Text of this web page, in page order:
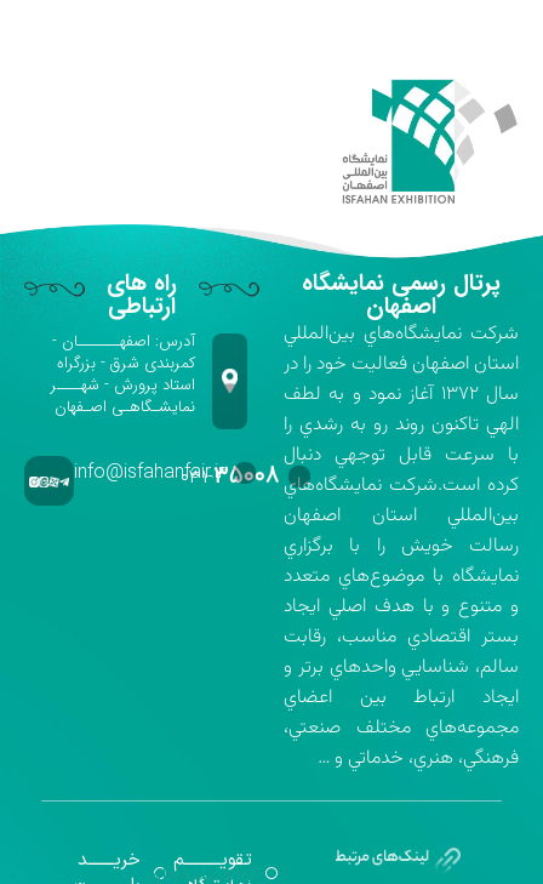
پرتال رسمی نمایشگاه
اصفهان
شركت نمايشگاه‌هاي بين‌المللي
استان اصفهان فعاليت خود را در
سال ۱۳۷۲ آغاز نمود و به لطف
الهي تاكنون روند رو به رشدي را
با سرعت قابل توجهي دنبال
كرده است.شركت نمايشگاه‌هاي
بين‌المللي استان اصفهان
رسالت خويش را با برگزاري
نمايشگاه با موضوع‌هاي متعدد
و متنوع و با هدف اصلي ايجاد
بستر اقتصادي مناسب، رقابت
سالم، شناسايي واحدهاي برتر و
ايجاد ارتباط بين اعضاي
مجموعه‌هاي مختلف صنعتي،
فرهنگي، هنري، خدماتي و …
راه های
ارتباطی
آدرس: اصفهـــــــان -
کمربندی شرق - بزرگراه
استاد پرورش - شهــــر
نمایشـگاهـی اصـفهان
۰۳۱-۳۵۰۰۸info@isfahanfair.ir
تقویــــــــــم
خریـــــــد
گواهینامه‌های